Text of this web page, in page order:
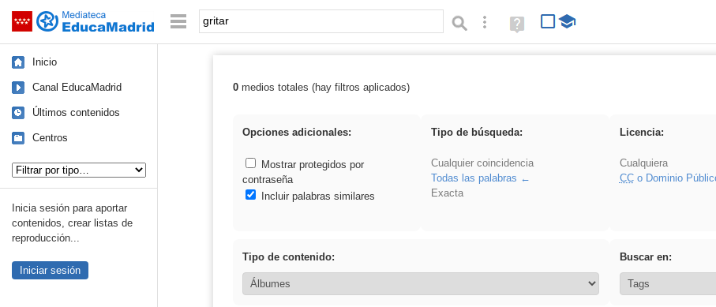
Saltar navegación Palabra o frase: Búsqueda avanzada
Ayuda
(en
Inicio
Canal EducaMadrid
Últimos contenidos
Centros
Inicia sesión para aportar
contenidos, crear listas de
reproducción...
Iniciar sesión
Resultados de: gritar
0medios totales (hay filtros aplicados)
Opciones adicionales:
Mostrar protegidos por
contraseña
Incluir palabras similares
Tipo de búsqueda:
Cualquier coincidencia
Todas las palabras
Exacta
Licencia:
Cualquiera
CCo Dominio
Tipo de contenido: Buscar en: